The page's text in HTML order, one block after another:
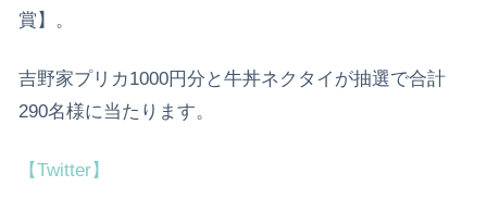
賞】。
吉野家プリカ1000円分と牛丼ネクタイが抽選で合計
290名様に当たります。
【Twitter】